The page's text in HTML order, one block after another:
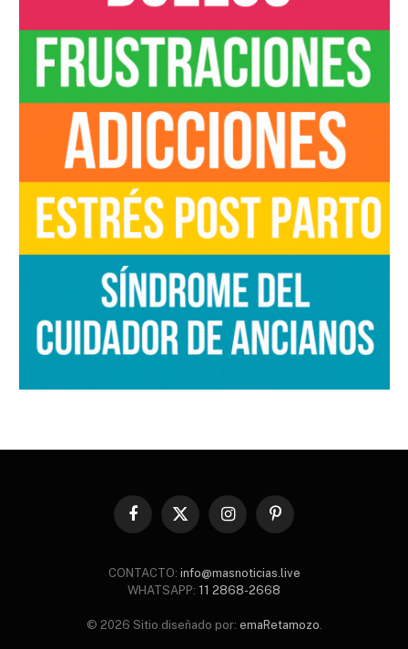
Facebook
X
InstagramPinterest
CONTACTO: info@masnoticias.live
WHATSAPP: 11 2868-2668
© 2026 Sitio diseñado por: emaRetamozo